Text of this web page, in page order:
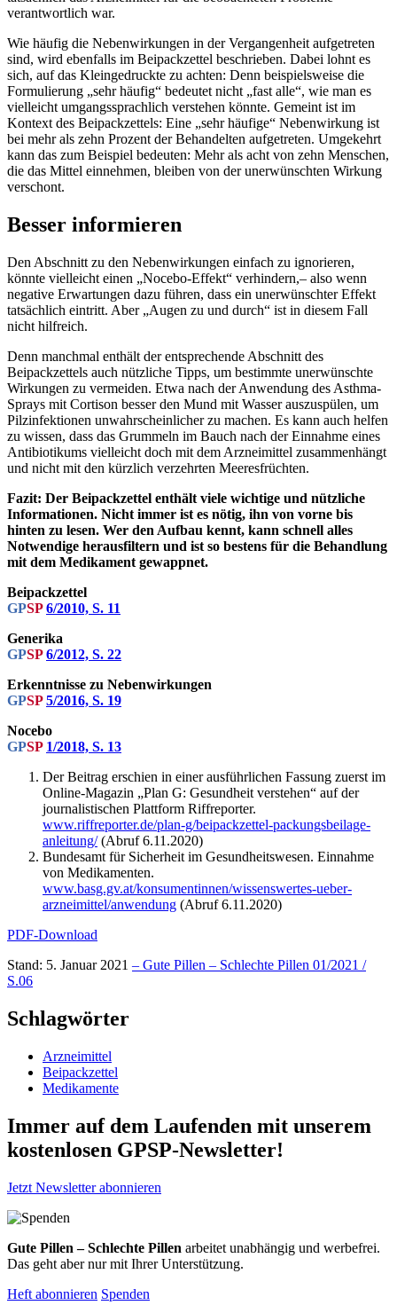
verantwortlich war.
Wie häufig die Nebenwirkungen in der Vergangenheit aufgetreten
sind, wird ebenfalls im Beipackzettel beschrieben. Dabei lohnt es
sich, auf das Kleingedruckte zu achten: Denn beispielsweise die
Formulierung „sehr häufig“ bedeutet nicht „fast alle“, wie man es
vielleicht umgangssprachlich verstehen könnte. Gemeint ist im
Kontext des Beipackzettels: Eine „sehr häufige“ Nebenwirkung ist
bei mehr als zehn Prozent der Behandelten aufgetreten. Umgekehrt
kann das zum Beispiel bedeuten: Mehr als acht von zehn Menschen,
die das Mittel einnehmen, bleiben von der unerwünschten Wirkung
verschont.
Besser informieren
Den Abschnitt zu den Nebenwirkungen einfach zu ignorieren,
könnte vielleicht einen „Nocebo-Effekt“ verhindern,– also wenn
negative Erwartungen dazu führen, dass ein unerwünschter Effekt
tatsächlich eintritt. Aber „Augen zu und durch“ ist in diesem Fall
nicht hilfreich.
Denn manchmal enthält der entsprechende Abschnitt des
Beipackzettels auch nützliche Tipps, um bestimmte unerwünschte
Wirkungen zu vermeiden. Etwa nach der Anwendung des Asthma-
Sprays mit Cortison besser den Mund mit Wasser auszuspülen, um
Pilzinfektionen unwahrscheinlicher zu machen. Es kann auch helfen
zu wissen, dass das Grummeln im Bauch nach der Einnahme eines
Antibiotikums vielleicht doch mit dem Arzneimittel zusammenhängt
und nicht mit den kürzlich verzehrten Meeresfrüchten.
Fazit: Der Beipackzettel enthält viele wichtige und nützliche
Informationen. Nicht immer ist es nötig, ihn von vorne bis
hinten zu lesen. Wer den Aufbau kennt, kann schnell alles
Notwendige herausfiltern und ist so bestens für die Behandlung
mit dem Medikament gewappnet.
Beipackzettel
GPSP 6/2010, S. 11
Generika
GPSP 6/2012, S. 22
Erkenntnisse zu Neben­wirkungen
GPSP 5/2016, S. 19
Nocebo
GPSP 1/2018, S. 13
Der Beitrag erschien in einer ausführlichen Fassung zuerst im
Online-Magazin „Plan G: Gesundheit verstehen“ auf der
journalistischen Plattform Riffreporter.
www.riffreporter.de/plan-g/beipackzettel-packungsbeilage-
anleitung/(Abruf 6.11.2020)
Bundesamt für Sicherheit im Gesundheitswesen. Einnahme
von Medikamenten.
www.basg.gv.at/konsumentinnen/wissenswertes-ueber-
arzneimittel/anwendung (Abruf 6.11.2020)
PDF-Download
Stand: 5. Januar 2021 – Gute Pillen – Schlechte Pillen 01/2021 /
S.06
Schlagwörter
Arzneimittel
Beipackzettel
Medikamente
Immer auf dem Laufenden mit unserem
kostenlosen GPSP-Newsletter!
Jetzt Newsletter abonnieren
Gute Pillen – Schlechte Pillen arbeitet unabhängig und werbefrei.
Das geht aber nur mit Ihrer Unterstützung.
Heft abonnieren Spenden